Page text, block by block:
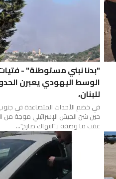
"بدنا نبني مستوطنة" -
الوسط اليهودي يعبرن
للبنان،
في خضم الأحداث المتصاعدة في جنوب
حين شنّ الجيش الإسرائيلي موجة من
عقب ما وصفه بـ"انتهاك صارخ"...